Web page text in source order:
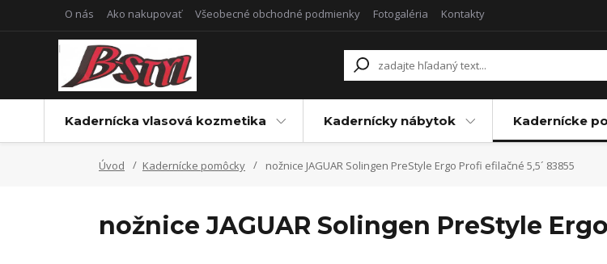
O nás Ako nakupovať Všeobecné obchodné podmienky Fotogaléria Kontakty
Kadernícka vlasová kozmetika Kadernícky nábytok Kadernícke
Úvod Kadernícke pomôcky nožnice JAGUAR Solingen PreStyle Ergo Profi efilačné 5,5´ 83855
nožnice JAGUAR Solingen PreStyle